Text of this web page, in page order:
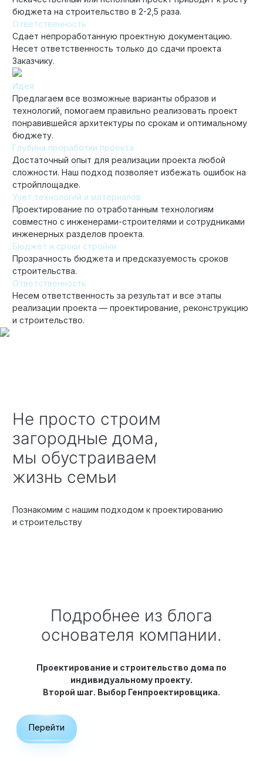
бюджета на строительство в 2-2,5 раза.
Ответственность
Сдает непроработанную проектную документацию.
Несет ответственность только до сдачи проекта
Заказчику.
Идея
Предлагаем все возможные варианты образов и
технологий, помогаем правильно реализовать проект
понравившейся архитектуры по срокам и оптимальному
бюджету.
Глубина проработки проекта
Достаточный опыт для реализации проекта любой
сложности. Наш подход позволяет избежать ошибок на
стройплощадке.
Учет технологий и материалов
Проектирование по отработанным технологиям
совместно с инженерами-строителями и сотрудниками
инженерных разделов проекта.
Бюджет и сроки стройки
Прозрачность бюджета и предсказуемость сроков
строительства.
Ответственность
Несем ответственность за результат и все этапы
реализации проекта — проектирование, реконструкцию
и строительство.
Не просто строим
загородные дома,
мы обустраиваем
жизнь семьи
Познакомим с нашим подходом к проектированию
и строительству
Подробнее из блога
основателя компании.
Проектирование и строительство дома по
индивидуальному проекту.
Второй шаг. Выбор Генпроектировщика.
Перейти